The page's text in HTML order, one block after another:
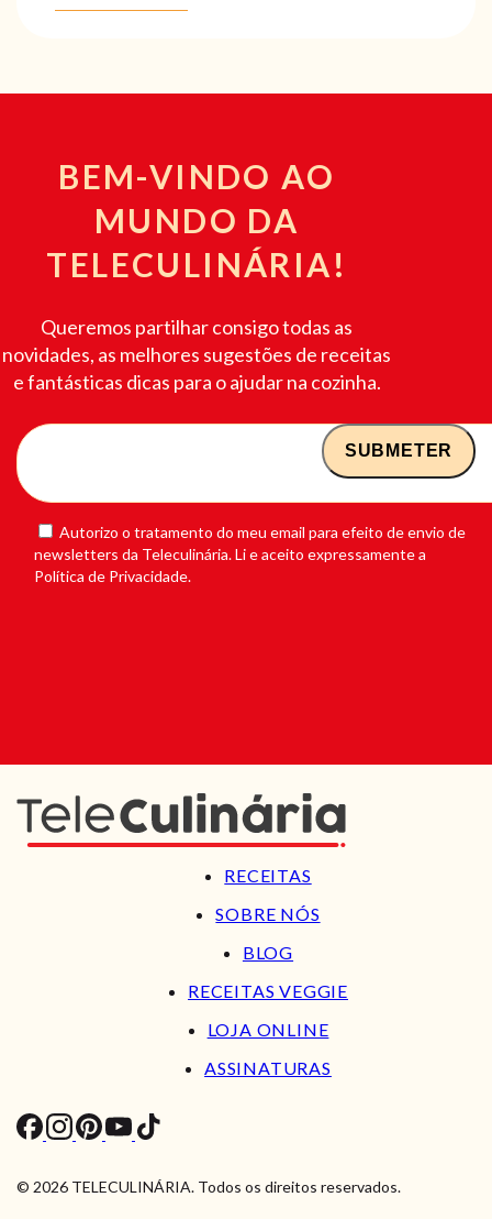
BEM-VINDO AO
MUNDO DA
TELECULINÁRIA!
Queremos partilhar consigo todas as
novidades, as melhores sugestões de receitas
e fantásticas dicas para o ajudar na cozinha.
Autorizo o tratamento do meu email para efeito de envio de
newsletters da Teleculinária. Li e aceito expressamente a
Política de Privacidade.
RECEITAS
SOBRE NÓS
BLOG
RECEITAS VEGGIE
LOJA ONLINE
ASSINATURAS
© 2026 TELECULINÁRIA. Todos os direitos reservados.